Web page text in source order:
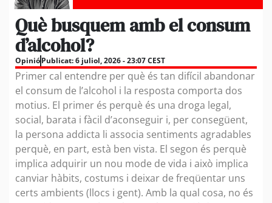
Què busquem amb el consum
d’alcohol?
OpinióPublicat:6 juliol, 2026 - 23:07 CEST
Primer cal entendre per què és tan difícil abandonar
el consum de l’alcohol i la resposta comporta dos
motius. El primer és perquè és una droga legal,
social, barata i fàcil d’aconseguir i, per consegüent,
la persona addicta li associa sentiments agradables
perquè, en part, està ben vista. El segon és perquè
implica adquirir un nou mode de vida i això implica
canviar hàbits, costums i deixar de freqüentar uns
certs ambients (llocs i gent). Amb la qual cosa, no és